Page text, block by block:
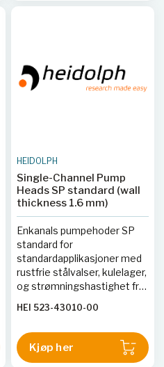
HEIDOLPH
Single-Channel Pump
Heads SP standard (wall
thickness 1.6 mm)
Enkanals pumpehoder SP
standard for
standardapplikasjoner med
rustfrie stålvalser, kulelager,
og strømningshastighet fra
HEI 523-43010-00
Kjøp her